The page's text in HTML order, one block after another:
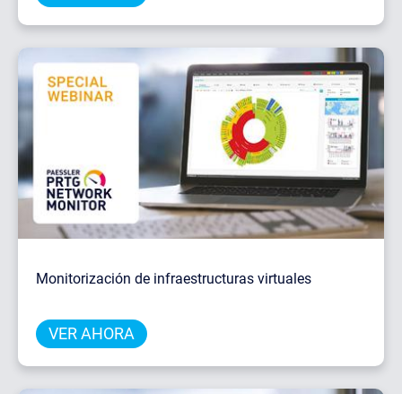
Monitorización de infraestructuras virtuales
VER AHORA